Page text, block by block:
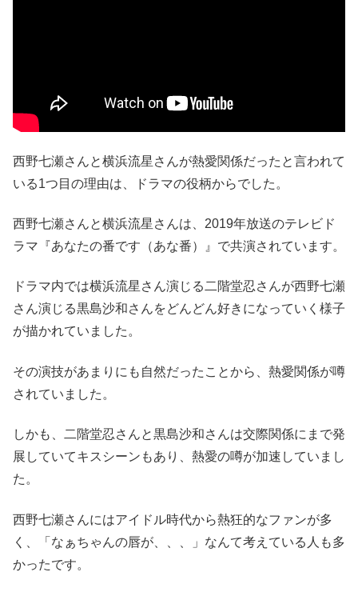
西野七瀬さんと横浜流星さんが熱愛関係だったと言われて
いる1つ目の理由は、ドラマの役柄からでした。
西野七瀬さんと横浜流星さんは、2019年放送のテレビド
ラマ『あなたの番です（あな番）』で共演されています。
ドラマ内では横浜流星さん演じる二階堂忍さんが西野七瀬
さん演じる黒島沙和さんをどんどん好きになっていく様子
が描かれていました。
その演技があまりにも自然だったことから、熱愛関係が噂
されていました。
しかも、二階堂忍さんと黒島沙和さんは交際関係にまで発
展していてキスシーンもあり、熱愛の噂が加速していまし
た。
西野七瀬さんにはアイドル時代から熱狂的なファンが多
く、「なぁちゃんの唇が、、、」なんて考えている人も多
かったです。